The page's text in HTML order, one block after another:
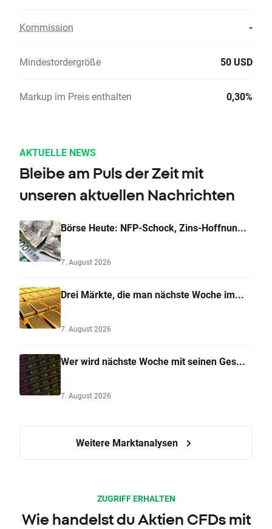
Kommission -
Mindestordergröße 50 USD
Markup im Preis enthalten 0,30%
AKTUELLE NEWS
Bleibe am Puls der Zeit mit
unseren aktuellen Nachrichten
Börse Heute: NFP-Schock, Zins-Hoffnun...
7. August 2026
Drei Märkte, die man nächste Woche im...
7. August 2026
Wer wird nächste Woche mit seinen Ges...
7. August 2026
Weitere Marktanalysen
ZUGRIFF ERHALTEN
Wie handelst du Aktien CFDs mit